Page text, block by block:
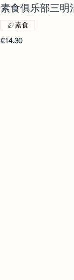
素食俱乐部三明
€14.30
素食